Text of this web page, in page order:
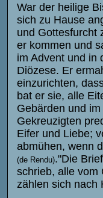
War der heilige
sich zu Hause
und Gottesfurcht
er kommen und
im Advent und in
Diözese. Er
einzurichten,
bat er sie, alle
Gebärden und
Gekreuzigten
Eifer und Liebe;
abmühen, wenn
(de Rendu)."Die
schrieb, alle vom
zählen sich nach